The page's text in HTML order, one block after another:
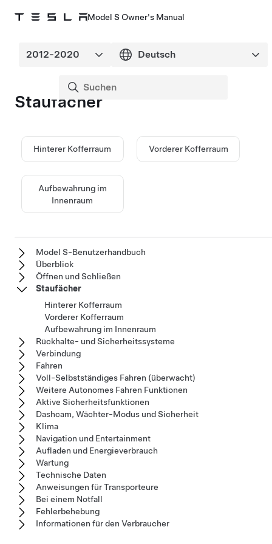
Model S Owner's Manual
Staufächer
Hinterer Kofferraum Vorderer Kofferraum
Aufbewahrung im
Innenraum
Model S-Benutzerhandbuch
Überblick
Öffnen und Schließen
Staufächer
Hinterer Kofferraum
Vorderer Kofferraum
Aufbewahrung im Innenraum
Rückhalte- und Sicherheitssysteme
Verbindung
Fahren
Voll-Selbstständiges Fahren (überwacht)
Weitere Autonomes Fahren Funktionen
Aktive Sicherheitsfunktionen
Dashcam, Wächter-Modus und Sicherheit
Klima
Navigation und Entertainment
Aufladen und Energieverbrauch
Wartung
Technische Daten
Anweisungen für Transporteure
Bei einem Notfall
Fehlerbehebung
Informationen für den Verbraucher